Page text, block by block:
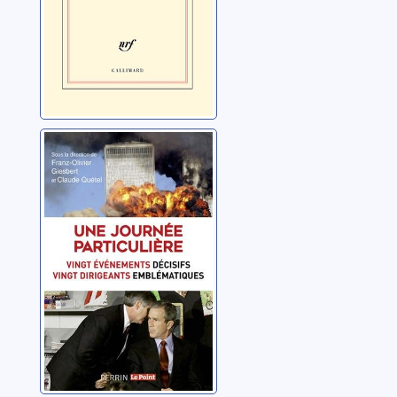
Une journée
particulière
Giesbert, Franz-Olivier